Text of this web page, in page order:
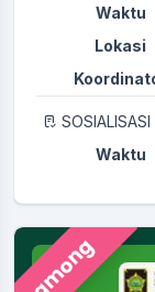
Waktu
Lokasi
SOSIALISASI
Waktu
Pamong